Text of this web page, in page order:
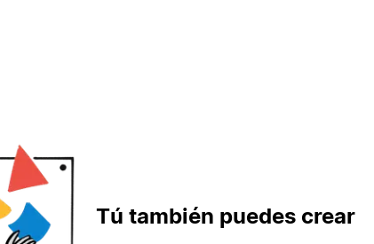
Tú también puedes crear